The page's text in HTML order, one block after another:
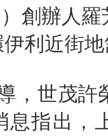
創辦人
利近街
，世茂
息指出，